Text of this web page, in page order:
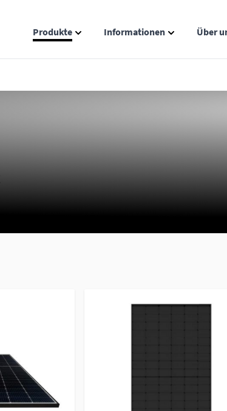
Produkte
Informationen
Über